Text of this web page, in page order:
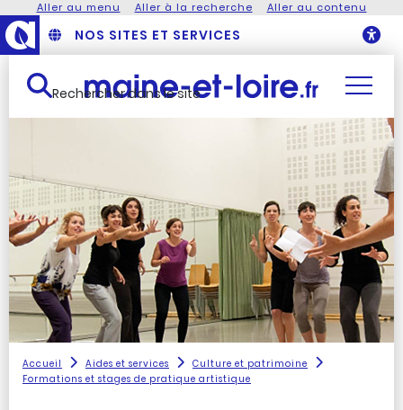
Aller au menu Aller à la recherche Aller au contenu
NOS SITES ET SERVICES
Rechercher dans le site
Accueil Aides et services
Culture et patrimoine
Formations et stages de pratique artistique